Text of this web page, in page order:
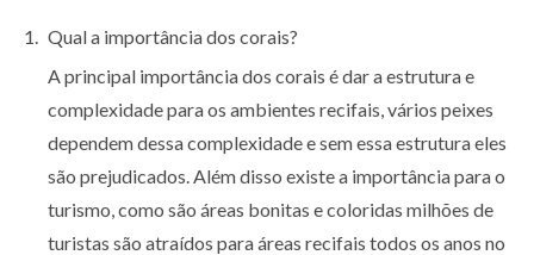
Qual a importância dos corais?
A principal importância dos corais é dar a estrutura e
complexidade para os ambientes recifais, vários peixes
dependem dessa complexidade e sem essa estrutura eles
são prejudicados. Além disso existe a importância para o
turismo, como são áreas bonitas e coloridas milhões de
turistas são atraídos para áreas recifais todos os anos no